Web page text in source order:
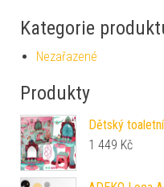
Kategorie
Nezařazené
Produkty
Dětský
1 449 Kč